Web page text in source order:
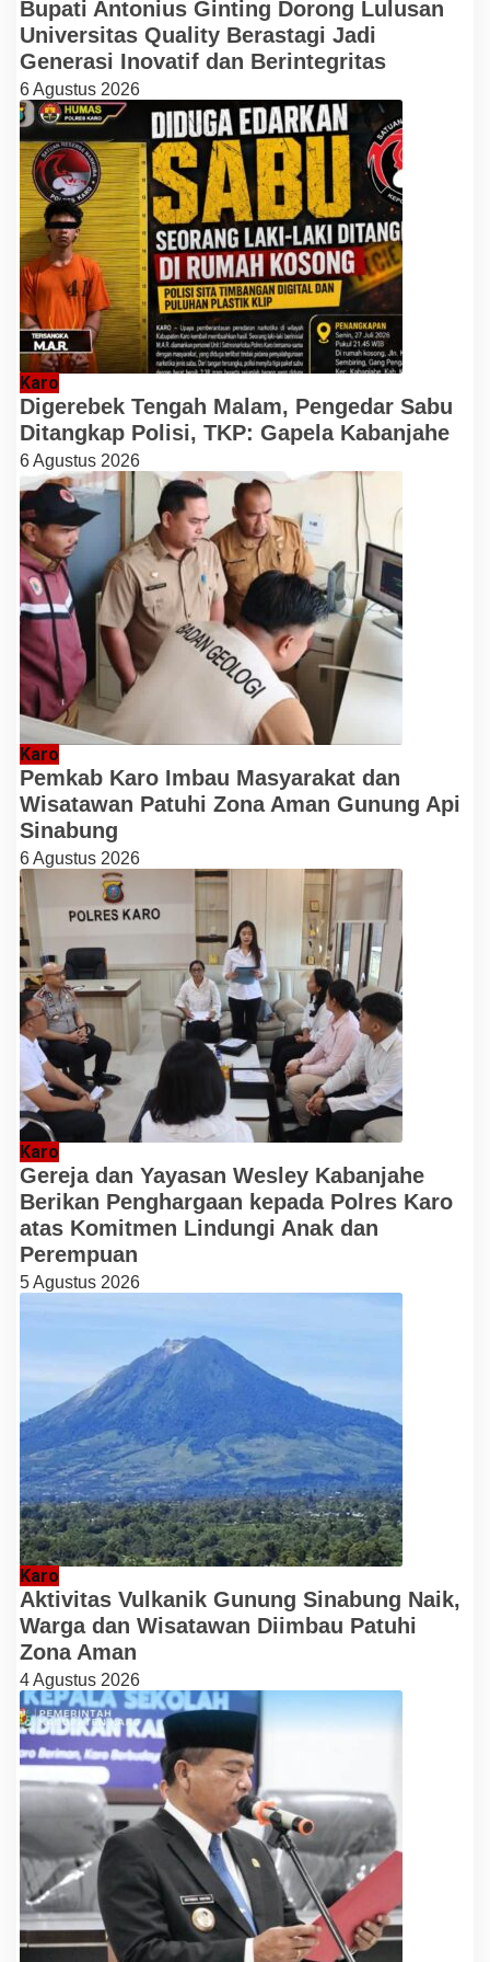
Bupati Antonius Ginting Dorong Lulusan
Universitas Quality Berastagi Jadi
Generasi Inovatif dan Berintegritas
6 Agustus 2026
Karo
Digerebek Tengah Malam, Pengedar Sabu
Ditangkap Polisi, TKP: Gapela Kabanjahe
6 Agustus 2026
Karo
Pemkab Karo Imbau Masyarakat dan
Wisatawan Patuhi Zona Aman Gunung Api
Sinabung
6 Agustus 2026
Karo
Gereja dan Yayasan Wesley Kabanjahe
Berikan Penghargaan kepada Polres Karo
atas Komitmen Lindungi Anak dan
Perempuan
5 Agustus 2026
Karo
Aktivitas Vulkanik Gunung Sinabung Naik,
Warga dan Wisatawan Diimbau Patuhi
Zona Aman
4 Agustus 2026